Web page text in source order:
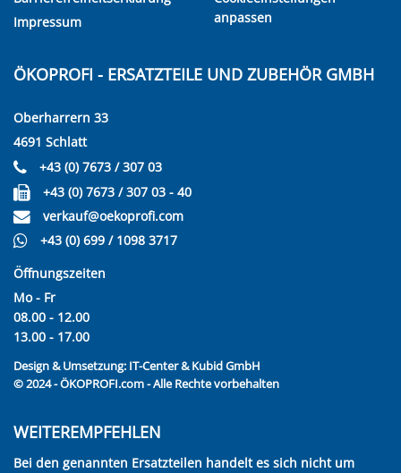
Impressum
anpassen
ÖKOPROFI - ERSATZTEILE UND ZUBEHÖR GMBH
Oberharrern 33
4691 Schlatt
+43 (0) 7673 / 307 03
+43 (0) 7673 / 307 03 - 40
verkauf@oekoprofi.com
+43 (0) 699 / 1098 3717
Öffnungszeiten
Mo - Fr
08.00 - 12.00
13.00 - 17.00
Design & Umsetzung: IT-Center & Kubid GmbH
© 2024 - ÖKOPROFI.com - Alle Rechte vorbehalten
WEITEREMPFEHLEN
Bei den genannten Ersatzteilen handelt es sich nicht um